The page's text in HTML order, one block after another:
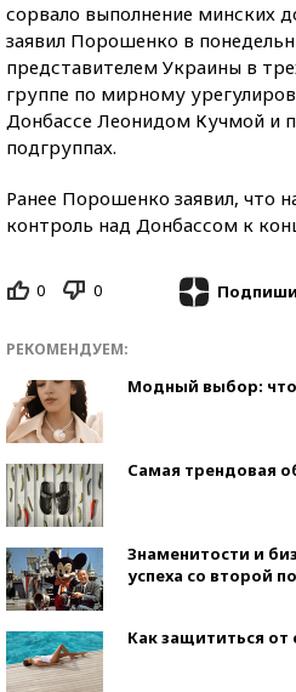
сорвало выполнение минских
заявил Порошенко в
представителем Украины в
группе по мирному
Донбассе Леонидом Кучмой и
подгруппах.
Ранее Порошенко заявил, что
контроль над Донбассом к
0 0
РЕКОМЕНДУЕМ:
Модный выбор: что
Самая трендовая
Знаменитости и
успеха со второй
Как защититься от